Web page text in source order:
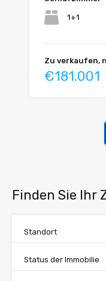
1+1
Zu verkaufen,
€181.001
Finden Sie Ihr
Standort
Status der Immobilie